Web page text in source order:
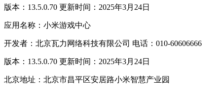
版本：13.5.0.70 更新时间：2025年3月24日
应用名称：小米游戏中心
开发者：北京瓦力网络科技有限公司 电话：010-60606666
版本：13.5.0.70 更新时间：2025年3月24日
北京地址：北京市昌平区安居路小米智慧产业园